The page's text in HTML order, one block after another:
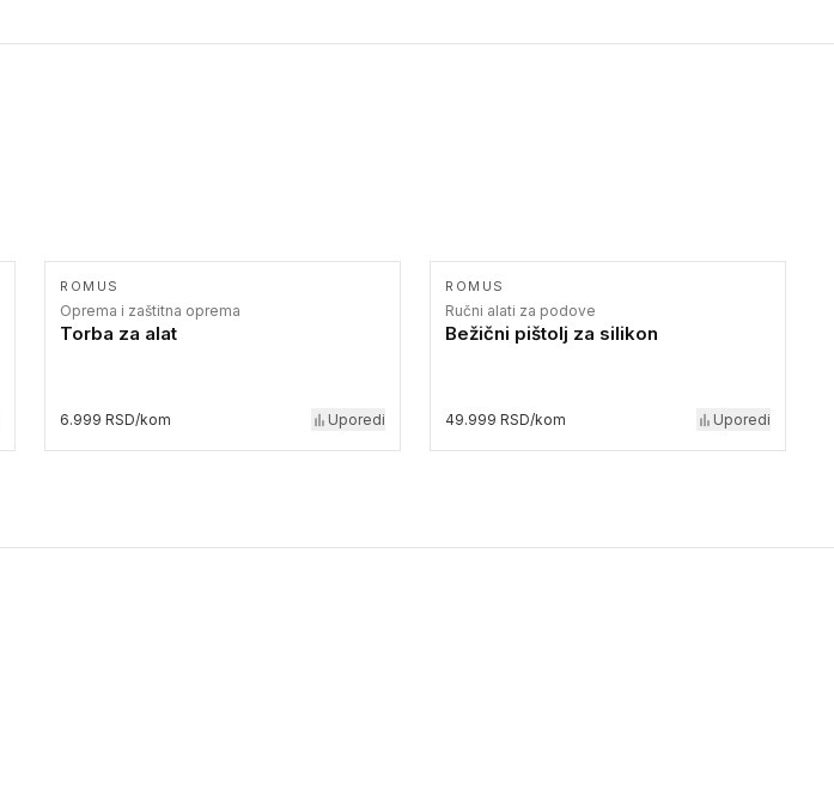
ROMUS
Oprema i zaštitna oprema
Torba za alat
6.999 RSD/kom Uporedi
ROMUS
Ručni alati za podove
Bežični pištolj za silikon
49.999 RSD/kom Uporedi